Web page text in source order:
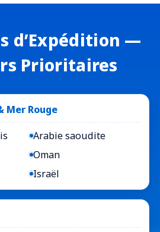
d’Expédition —
Prioritaires
Mer Rouge
Arabie saoudite
Oman
Israël